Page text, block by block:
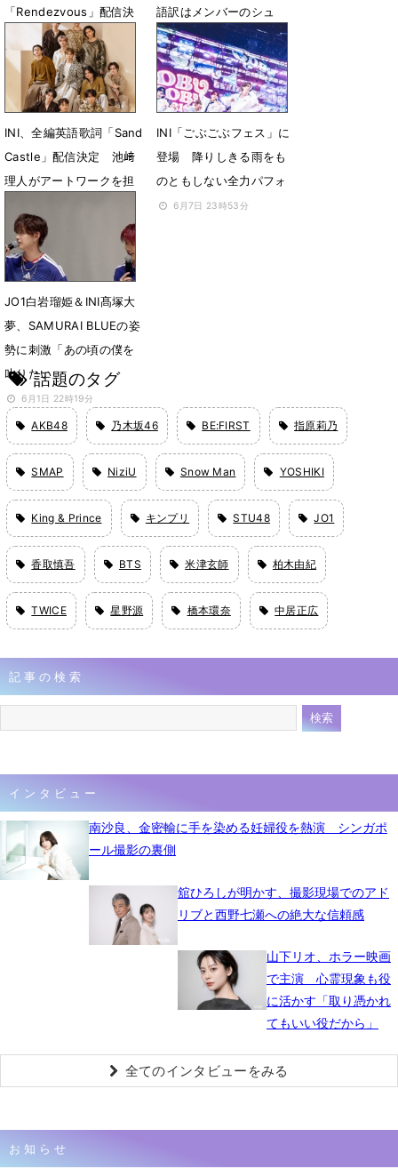
「Rendezvous」配信決
6月28日 20時45分
語訳はメンバーのシュ
ウ・フェンファンが担当
6月15日 19時56分
INI、全編英語歌詞「Sand
Castle」配信決定 池﨑
理人がアートワークを担
6月8日 19時40分
INI「ごぶごぶフェス」に
登場 降りしきる雨をも
のともしない全力パフォ
6月7日 23時53分
JO1白岩瑠姫＆INI髙塚大
夢、SAMURAI BLUEの姿
勢に刺激「あの頃の僕を
叱りたい」
6月1日 22時19分
話題のタグ
AKB48 乃木坂46 BE:FIRST 指原莉乃
SMAP NiziU Snow Man YOSHIKI
King & Prince キンプリ STU48 JO1
香取慎吾 BTS 米津玄師 柏木由紀
TWICE 星野源 橋本環奈 中居正広
記事の検索
インタビュー
南沙良、金密輸に手を染める妊婦役を熱演 シンガポ
ール撮影の裏側
舘ひろしが明かす、撮影現場でのアド
リブと西野七瀬への絶大な信頼感
山下リオ、ホラー映画
で主演 心霊現象も役
に活かす「取り憑かれ
てもいい役だから」
全てのインタビューをみる
お知らせ